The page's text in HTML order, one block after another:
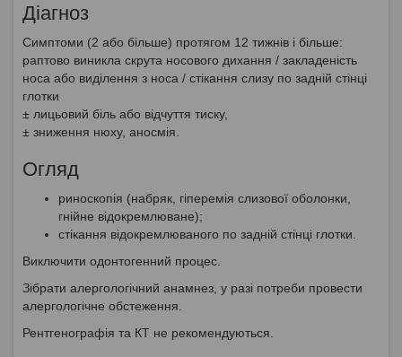
Діагноз
Симптоми (2 або більше) протягом 12 тижнів і більше:
раптово виникла скрута носового дихання / закладеність
носа або виділення з носа / стікання слизу по задній стінці
глотки
± лицьовий біль або відчуття тиску,
± зниження нюху, аносмія.
Огляд
риноскопія (набряк, гіперемія слизової оболонки,
гнійне відокремлюване);
стікання відокремлюваного по задній стінці глотки.
Виключити одонтогенний процес.
Зібрати алергологічний анамнез, у разі потреби провести
алергологічне обстеження.
Рентгенографія та КТ не рекомендуються.